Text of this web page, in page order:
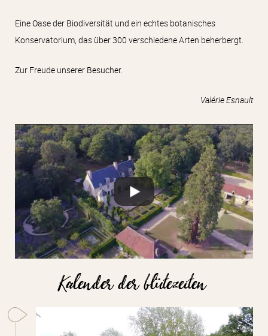
Ankündigung der Schließung
Eine Oase der Biodiversität und ein echtes botanisches
Konservatorium, das über 300 verschiedene Arten beherbergt.
Zur Freude unserer Besucher.
Valérie Esnault
Kalender der blütezeiten